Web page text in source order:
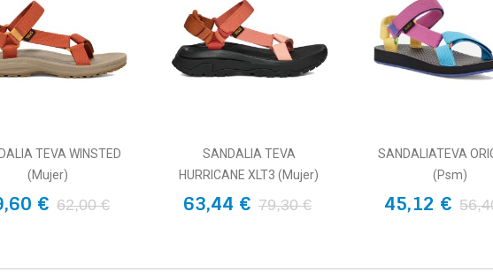
TEVA WINSTED
(Mujer)
€ 62,00 €
SANDALIA TEVA
HURRICANE XLT3 (Mujer)
63,44 € 79,30 €
SANDALIATEVA
(psm)
45,12 €